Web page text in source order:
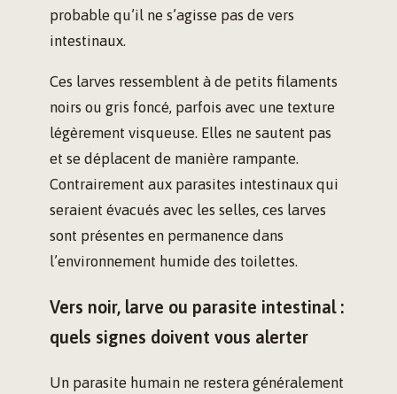
probable qu’il ne s’agisse pas de vers
intestinaux.
Ces larves ressemblent à de petits filaments
noirs ou gris foncé, parfois avec une texture
légèrement visqueuse. Elles ne sautent pas
et se déplacent de manière rampante.
Contrairement aux parasites intestinaux qui
seraient évacués avec les selles, ces larves
sont présentes en permanence dans
l’environnement humide des toilettes.
Vers noir, larve ou parasite intestinal :
quels signes doivent vous alerter
Un parasite humain ne restera généralement